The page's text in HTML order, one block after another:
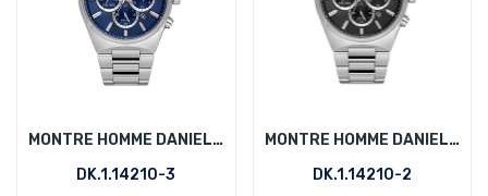
MONTRE HOMME DANIEL KLEIN DK.1.14210-3
DK.1.14210-3
MONTRE HOMME DANIEL KLEIN DK.1.14210-2
DK.1.14210-2